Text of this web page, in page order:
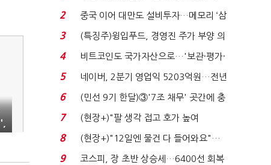
로봇·AI 등 논...
2
중국 이어 대만도 설비투자…메모리 ‘삼
국전쟁’
3
(특징주)윙입푸드, 경영진 주가 부양 의
지에 상한가...
4
비트코인도 국가자산으로…'보관·평가·
처분' 기준은 ...
5
네이버, 2분기 영업익 5203억원…전년
비 0.2% 감소...
6
(민선 9기 한달)③'7조 채무' 곳간에 충
격…추미애, 20년...
7
(현장+)"팔 생각 접고 호가 높여
요"…'덜 똘똘한 한 채' 20...
8
(현장+)"12일엔 물건 다 들어와요"…
빈 매대 채우며 문 연 ...
9
코스피, 장 초반 상승세…6400선 회복